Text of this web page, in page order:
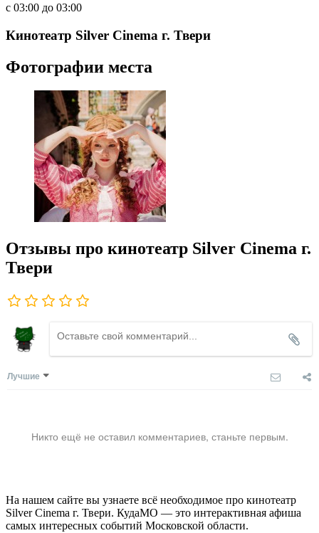
c 03:00 до 03:00
Кинотеатр Silver Cinema г. Твери
Фотографии места
Отзывы про кинотеатр Silver Cinema г.
Твери
Лучшие
Никто ещё не оставил комментариев, станьте первым.
На нашем сайте вы узнаете всё необходимое про кинотеатр
Silver Cinema г. Твери. КудаМО — это интерактивная афиша
самых интересных событий Московской области.